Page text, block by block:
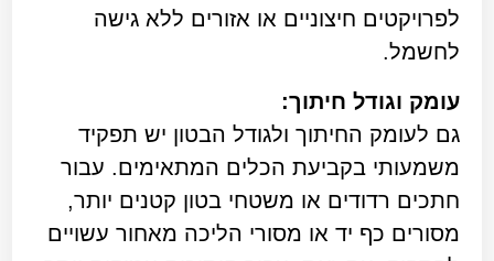
לפרויקטים חיצוניים או אזורים ללא גישה
לחשמל.
עומק וגודל חיתוך:
גם לעומק החיתוך ולגודל הבטון יש תפקיד
משמעותי בקביעת הכלים המתאימים. עבור
חתכים רדודים או משטחי בטון קטנים יותר,
מסורים כף יד או מסורי הליכה מאחור עשויים